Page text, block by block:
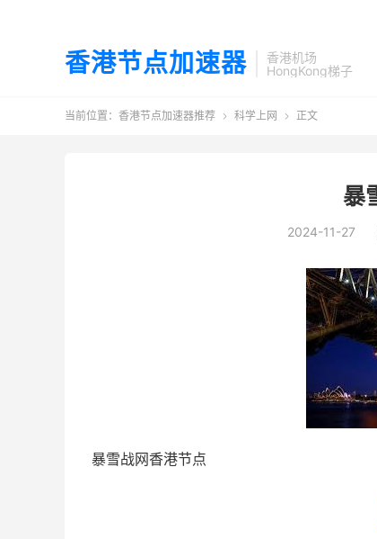
香港节点加速器
香港机场
HongKong梯子
当前位置： 香港节点加速器推荐  科学上网  正文
暴
2024-11-27
暴雪战网香港节点